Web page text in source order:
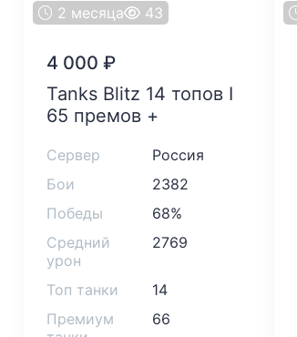
2 месяца 43
4 000 ₽
Tanks Blitz 14 топов I
65 премов +
Сервер
Россия
Бои
2382
Победы
68%
Средний
урон
2769
Топ танки
14
Премиум
66